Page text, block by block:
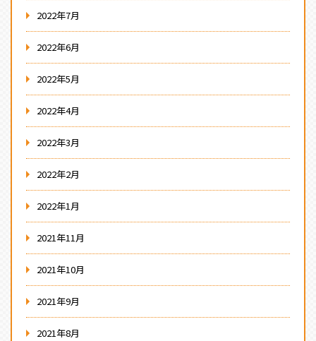
2022年7月
2022年6月
2022年5月
2022年4月
2022年3月
2022年2月
2022年1月
2021年11月
2021年10月
2021年9月
2021年8月